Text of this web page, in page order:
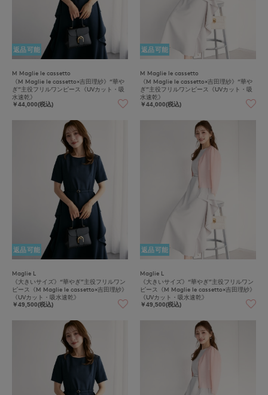
返品可能
M Maglie le cassetto
《M Maglie le cassetto×吉田理紗》“華や
ぎ”主役フリルワンピース《UVカット・吸
水速乾》
￥44,000(税込)
返品可能
M Maglie le cassetto
《M Maglie le cassetto×吉田理紗》“華や
ぎ”主役フリルワンピース《UVカット・吸
水速乾》
￥44,000(税込)
返品可能
Maglie L
《大きいサイズ》“華やぎ”主役フリルワン
ピース《M Maglie le cassetto×吉田理紗》
《UVカット・吸水速乾》
￥49,500(税込)
返品可能
Maglie L
《大きいサイズ》“華やぎ”主役フリルワン
ピース《M Maglie le cassetto×吉田理紗》
《UVカット・吸水速乾》
￥49,500(税込)